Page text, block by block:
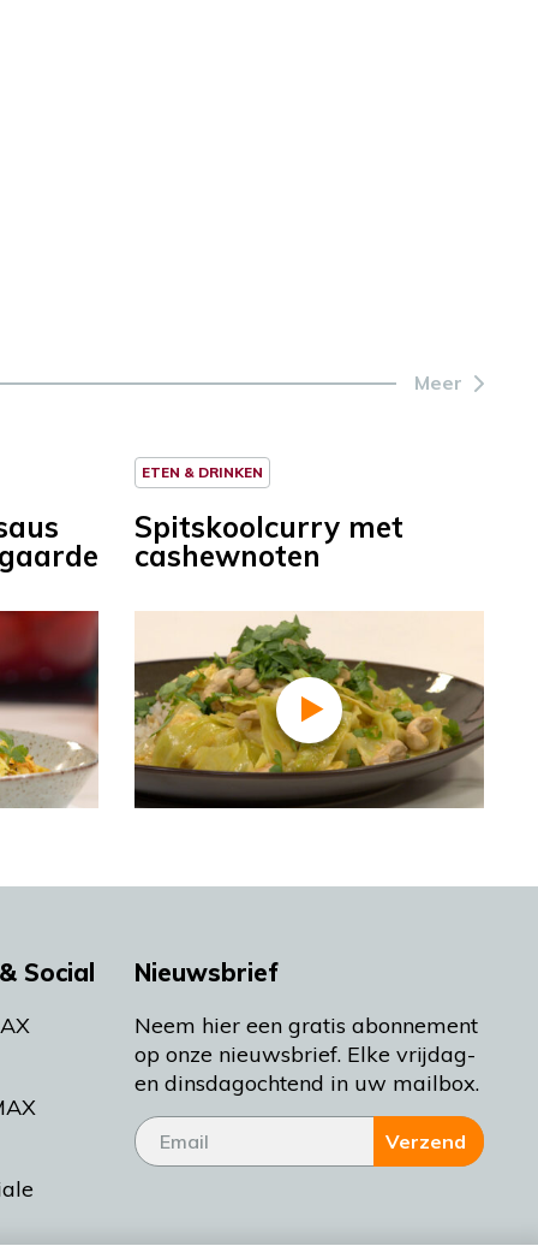
Meer
ETEN & DRINKEN
Spitskoolcurry met
cashewnoten
Social Nieuwsbrief
Neem hier een gratis abonnement
op onze nieuwsbrief. Elke vrijdag-
en dinsdagochtend in uw mailbox.
Verzend